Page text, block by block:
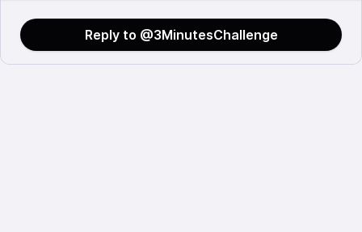
Reply to @3MinutesChallenge